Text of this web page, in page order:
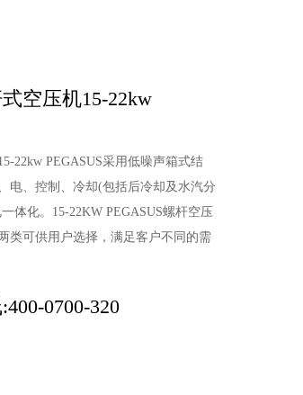
空压机15-22kw
22kw PEGASUS采用低噪声箱式结
电、控制、冷却(包括后冷却及水汽分
体化。15-22KW PEGASUS螺杆空压
类可供用户选择，满足客户不同的需
0700-320